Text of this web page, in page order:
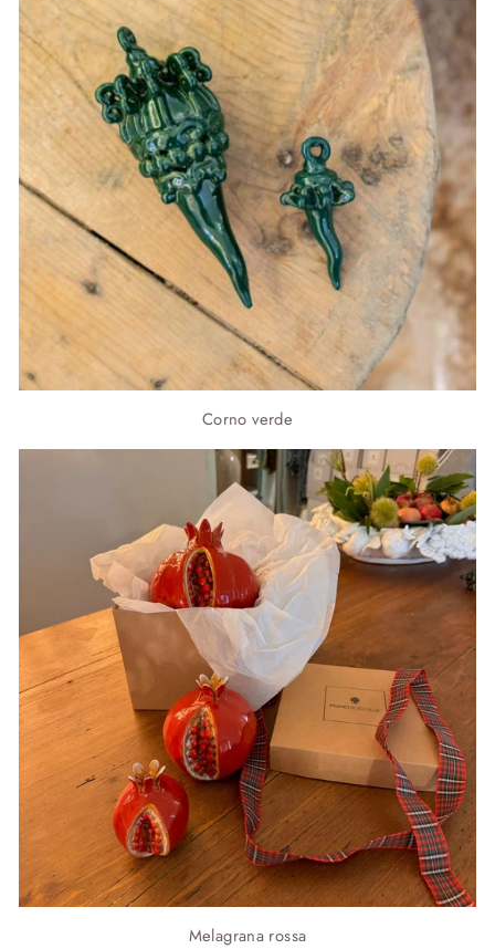
Corno verde
Melagrana rossa